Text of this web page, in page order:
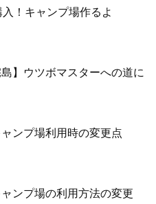
！キャンプ場作るよ
】ウツボマスターへの道に
ンプ場利用時の変更点
ンプ場の利用方法の変更